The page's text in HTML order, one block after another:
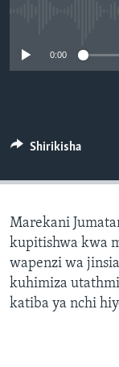
0:00
Shirikisha
Marekani
kupitishwa kwa
wapenzi wa
kuhimiza
katiba ya nchi